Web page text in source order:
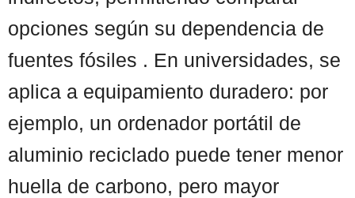
opciones según su dependencia de
fuentes fósiles . En universidades, se
aplica a equipamiento duradero: por
ejemplo, un ordenador portátil de
aluminio reciclado puede tener menor
huella de carbono, pero mayor